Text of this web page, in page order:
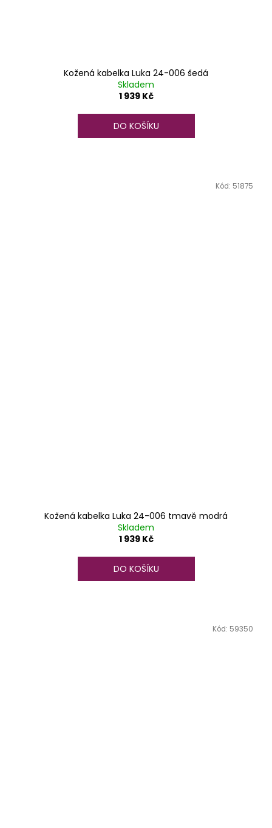
Kožená kabelka Luka 24-006 šedá
Skladem
1 939 Kč
DO KOŠÍKU
Kožená kabelka Luka 24-006 tmavě modrá
Skladem
1 939 Kč
DO KOŠÍKU
Kód: 51875
Kód: 59350